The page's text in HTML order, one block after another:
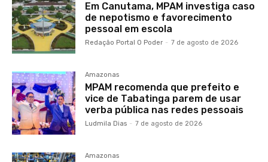
Em Canutama, MPAM investiga caso
de nepotismo e favorecimento
pessoal em escola
Redação Portal O Poder - 7 de agosto de 2026
Amazonas
MPAM recomenda que prefeito e
vice de Tabatinga parem de usar
verba pública nas redes pessoais
Ludmila Dias - 7 de agosto de 2026
Amazonas